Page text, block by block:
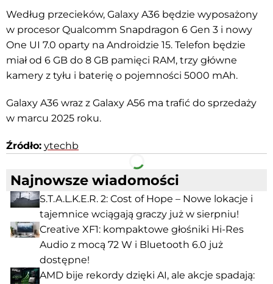
Według przecieków, Galaxy A36 będzie wyposażony
w procesor Qualcomm Snapdragon 6 Gen 3 i nowy
One UI 7.0 oparty na Androidzie 15. Telefon będzie
miał od 6 GB do 8 GB pamięci RAM, trzy główne
kamery z tyłu i baterię o pojemności 5000 mAh.
Galaxy A36 wraz z Galaxy A56 ma trafić do sprzedaży
w marcu 2025 roku.
Źródło: ytechb
Facebook Telegram
Najnowsze wiadomości
S.T.A.L.K.E.R. 2: Cost of Hope – Nowe lokacje i
tajemnice wciągają graczy już w sierpniu!
Creative XF1: kompaktowe głośniki Hi-Res
Audio z mocą 72 W i Bluetooth 6.0 już
dostępne!
AMD bije rekordy dzięki AI, ale akcje spadają: